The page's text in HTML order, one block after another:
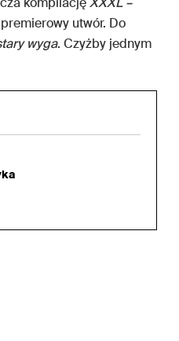
utwór. Do
wyga. Czyżby jednym